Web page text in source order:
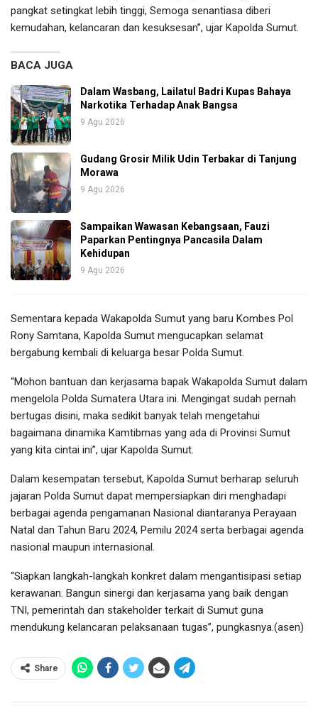
pangkat setingkat lebih tinggi, Semoga senantiasa diberi
kemudahan, kelancaran dan kesuksesan”, ujar Kapolda Sumut.
BACA JUGA
Dalam Wasbang, Lailatul Badri Kupas Bahaya
Narkotika Terhadap Anak Bangsa
9 Agu 2026
Gudang Grosir Milik Udin Terbakar di Tanjung
Morawa
9 Agu 2026
Sampaikan Wawasan Kebangsaan, Fauzi
Paparkan Pentingnya Pancasila Dalam
Kehidupan
9 Agu 2026
Sementara kepada Wakapolda Sumut yang baru Kombes Pol
Rony Samtana, Kapolda Sumut mengucapkan selamat
bergabung kembali di keluarga besar Polda Sumut.
“Mohon bantuan dan kerjasama bapak Wakapolda Sumut dalam
mengelola Polda Sumatera Utara ini. Mengingat sudah pernah
bertugas disini, maka sedikit banyak telah mengetahui
bagaimana dinamika Kamtibmas yang ada di Provinsi Sumut
yang kita cintai ini”, ujar Kapolda Sumut.
Dalam kesempatan tersebut, Kapolda Sumut berharap seluruh
jajaran Polda Sumut dapat mempersiapkan diri menghadapi
berbagai agenda pengamanan Nasional diantaranya Perayaan
Natal dan Tahun Baru 2024, Pemilu 2024 serta berbagai agenda
nasional maupun internasional.
“Siapkan langkah-langkah konkret dalam mengantisipasi setiap
kerawanan. Bangun sinergi dan kerjasama yang baik dengan
TNI, pemerintah dan stakeholder terkait di Sumut guna
mendukung kelancaran pelaksanaan tugas”, pungkasnya.(asen)
Share